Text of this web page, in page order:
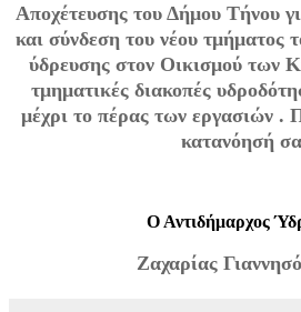
Αποχέτευσης του Δήμου Τήνου
και σύνδεση του νέου τμήματος
ύδρευσης στον Οικισμού των
τμηματικές διακοπές
μέχρι το πέρας των εργασιών .
κατανόησή
Ο Αντιδήμαρχος
Ζαχαρίας